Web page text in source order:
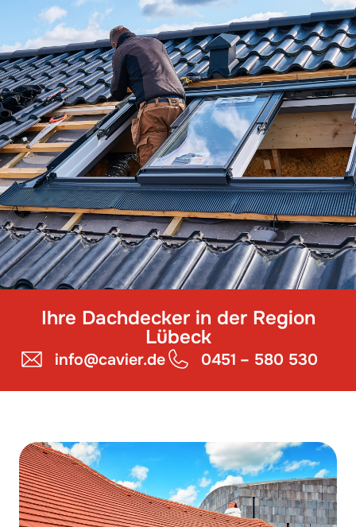
Ihre Dachdecker in der Region
Lübeck
info@cavier.de 0451 – 580 530